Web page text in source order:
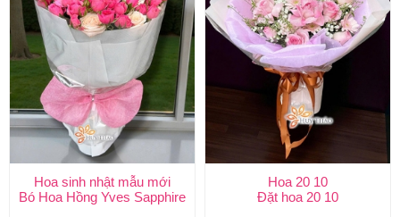
Hoa sinh nhật mẫu mới
Bó Hoa Hồng Yves Sapphire
Hoa 20 10
Đặt hoa 20 10